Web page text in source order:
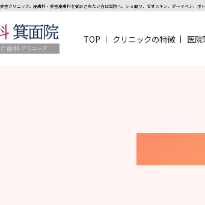
クリニック。皮膚科・美容皮膚科を受診されたい方は当院へ。シミ取り、ゼオスキン、ダーマペン、ボ
ニックHANA Intelligence美容皮膚科箕面院
面院 | 箕面市にある医療法人UDCうえだ歯
TOP クリニックの特徴 医